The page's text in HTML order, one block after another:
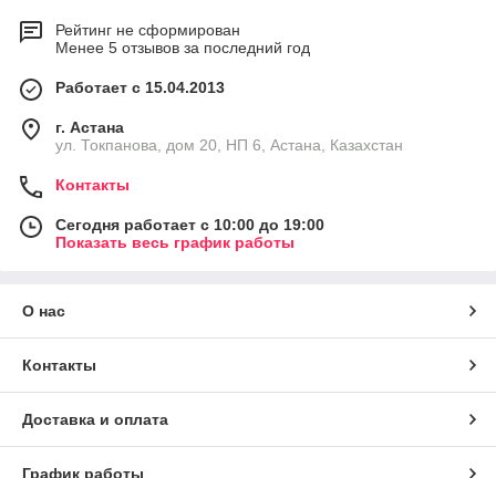
Рейтинг не сформирован
Менее 5 отзывов за последний год
Работает с 15.04.2013
г. Астана
ул. Токпанова, дом 20, НП 6, Астана, Казахстан
Контакты
Сегодня работает с 10:00 до 19:00
Показать весь график работы
О нас
Контакты
Доставка и оплата
График работы